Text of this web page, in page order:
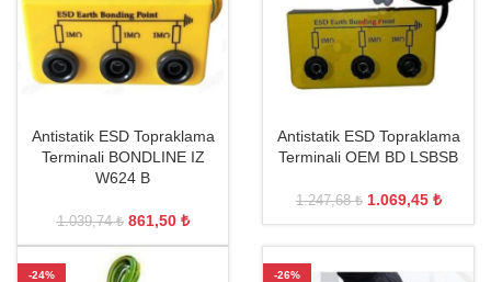
Antistatik ESD Topraklama
Terminali BONDLINE IZ
W624 B
1.039,74₺ 861,50 ₺
Antistatik ESD Topraklama
Terminali OEM BD LSBSB
1.247,68₺ 1.069,45 ₺
-24% -26%